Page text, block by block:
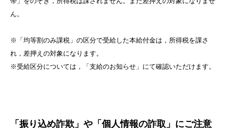
ん。
※「均等割のみ課税」の区分で受給した本給付金は，所得税を課さ
れ，差押えの対象になります。
※受給区分については，「支給のお知らせ」にて確認いただけます。
「振り込め詐欺」や「個人情報の詐取」にご注意